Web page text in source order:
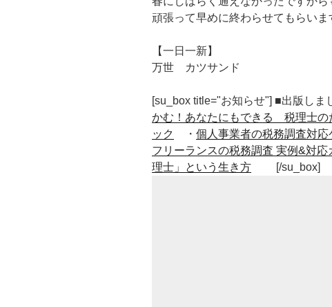
頑張って早めに終わらせてもらいま
【一日一新】
万世 カツサンド
[su_box title="お知らせ"] ■出版しま
かむ！あなたにもできる 税理士の
ック
・ 個人事業者の税務調査対応
フリーランスの税務調査 実例&対応
理士」という生き方 [/su_box]